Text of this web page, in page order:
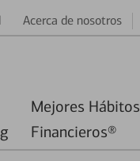
Acerca de nosotros
Mejores Hábitos
Financieros®